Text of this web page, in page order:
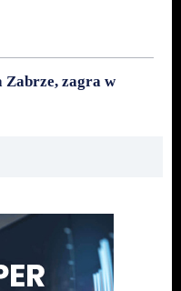
Zabrze, zagra w